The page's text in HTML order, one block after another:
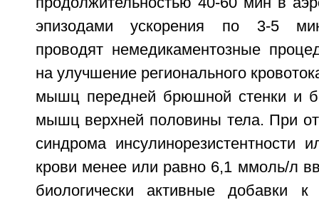
эпизодами ускорения по 3-5
проводят немедикаментозные
на улучшение регионального
мышц передней брюшной стенки и
мышц верхней половины тела. При
синдрома инсулинорезистентности
крови менее или равно 6,1 ммоль/л
биологически активные добавки